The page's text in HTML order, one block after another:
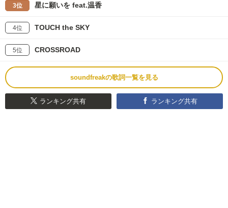
3位 星に願いを feat.温香
4位 TOUCH the SKY
5位 CROSSROAD
soundfreakの歌詞一覧を見る
ランキング共有 ランキング共有